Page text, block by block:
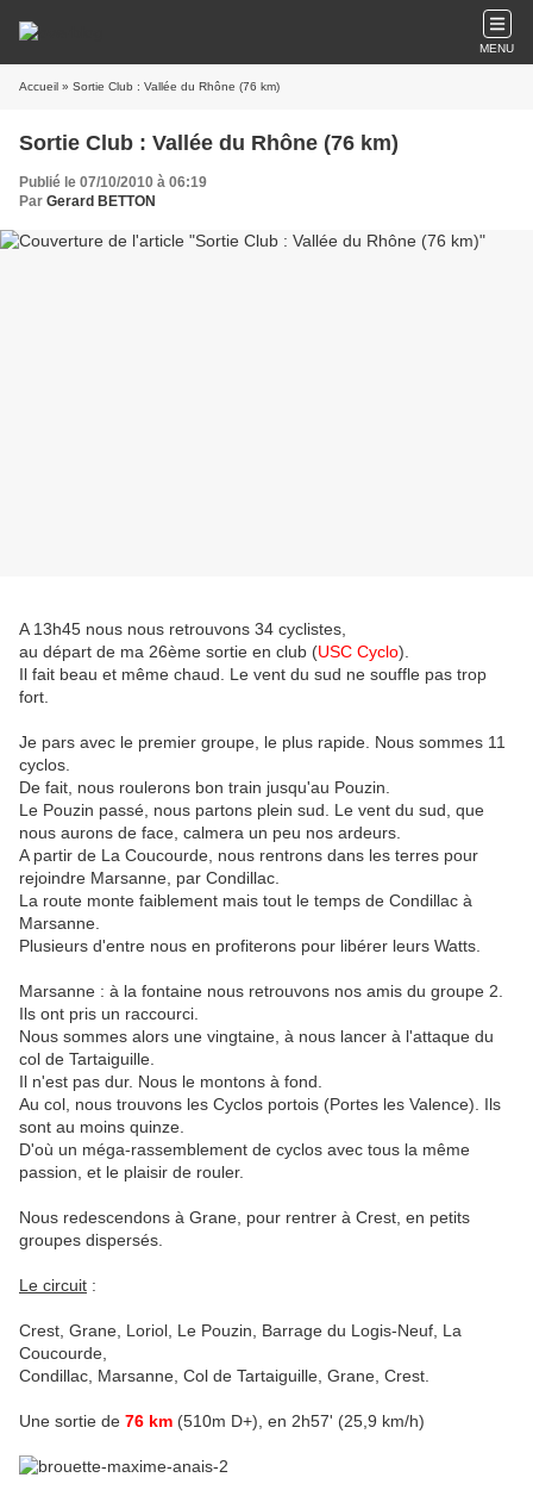
MENU
Accueil » Sortie Club : Vallée du Rhône (76 km)
Sortie Club : Vallée du Rhône (76 km)
Publié le 07/10/2010 à 06:19
Par Gerard BETTON
A 13h45 nous nous retrouvons 34 cyclistes,
au départ de ma 26ème sortie en club (USC Cyclo).
Il fait beau et même chaud. Le vent du sud ne souffle pas trop
fort.
Je pars avec le premier groupe, le plus rapide. Nous sommes 11
cyclos.
De fait, nous roulerons bon train jusqu'au Pouzin.
Le Pouzin passé, nous partons plein sud. Le vent du sud, que
nous aurons de face, calmera un peu nos ardeurs.
A partir de La Coucourde, nous rentrons dans les terres pour
rejoindre Marsanne, par Condillac.
La route monte faiblement mais tout le temps de Condillac à
Marsanne.
Plusieurs d'entre nous en profiterons pour libérer leurs Watts.
Marsanne : à la fontaine nous retrouvons nos amis du groupe 2.
Ils ont pris un raccourci.
Nous sommes alors une vingtaine, à nous lancer à l'attaque du
col de Tartaiguille.
Il n'est pas dur. Nous le montons à fond.
Au col, nous trouvons les Cyclos portois (Portes les Valence). Ils
sont au moins quinze.
D'où un méga-rassemblement de cyclos avec tous la même
passion, et le plaisir de rouler.
Nous redescendons à Grane, pour rentrer à Crest, en petits
groupes dispersés.
Le circuit :
Crest, Grane, Loriol, Le Pouzin, Barrage du Logis-Neuf, La
Coucourde,
Condillac, Marsanne, Col de Tartaiguille, Grane, Crest.
Une sortie de 76 km (510m D+), en 2h57' (25,9 km/h)